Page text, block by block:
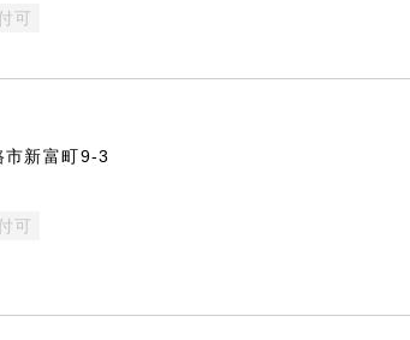
可
新富町9-3
可